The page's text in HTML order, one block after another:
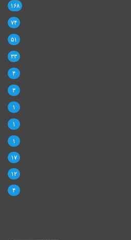
۱۶۸
۷۴
۵۱
۳۳
۴
۳
۱
۱
۱
۱۷
۱۲
۴